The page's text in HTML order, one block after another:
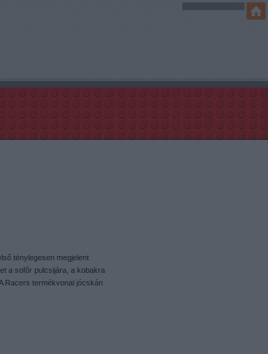
ténylegesen megjelent
a sofőr pulcsijára, a kobakra
Racers termékvonal jócskán